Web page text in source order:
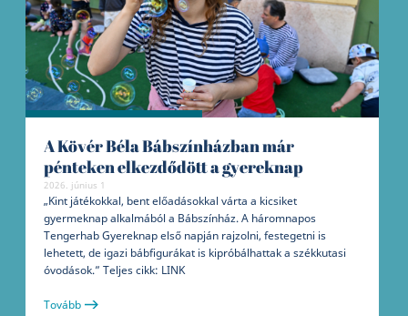
A Kövér Béla Bábszínházban már
pénteken elkezdődött a gyereknap
2026. június 1
„Kint játékokkal, bent előadásokkal várta a kicsiket
gyermeknap alkalmából a Bábszínház. A háromnapos
Tengerhab Gyereknap első napján rajzolni, festegetni is
lehetett, de igazi bábfigurákat is kipróbálhattak a székkutasi
óvodások.” Teljes cikk: LINK
Tovább